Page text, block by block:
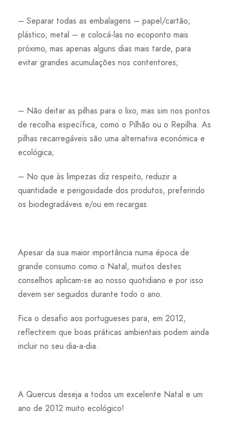
– Separar todas as embalagens – papel/cartão;
plástico; metal – e colocá-las no ecoponto mais
próximo, mas apenas alguns dias mais tarde, para
evitar grandes acumulações nos contentores;
– Não deitar as pilhas para o lixo, mas sim nos pontos
de recolha específica, como o Pilhão ou o Repilha. As
pilhas recarregáveis são uma alternativa económica e
ecológica;
– No que às limpezas diz respeito, reduzir a
quantidade e perigosidade dos produtos, preferindo
os biodegradáveis e/ou em recargas.
Apesar da sua maior importância numa época de
grande consumo como o Natal, muitos destes
conselhos aplicam-se ao nosso quotidiano e por isso
devem ser seguidos durante todo o ano.
Fica o desafio aos portugueses para, em 2012,
reflectirem que boas práticas ambientais podem ainda
incluir no seu dia-a-dia.
A Quercus deseja a todos um excelente Natal e um
ano de 2012 muito ecológico!